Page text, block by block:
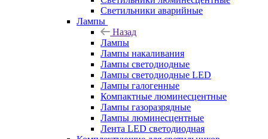
Светильники аварийные
Лампы
Назад
Лампы
Лампы накаливания
Лампы светодиодные
Лампы светодиодные LED
Лампы галогенные
Компактные люминесцентные
Лампы газоразрядные
Лампы люминесцентные
Лента LED светодиодная